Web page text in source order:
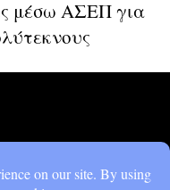
μέσω ΑΣΕΠ για